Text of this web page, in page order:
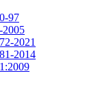
97
2021
2014